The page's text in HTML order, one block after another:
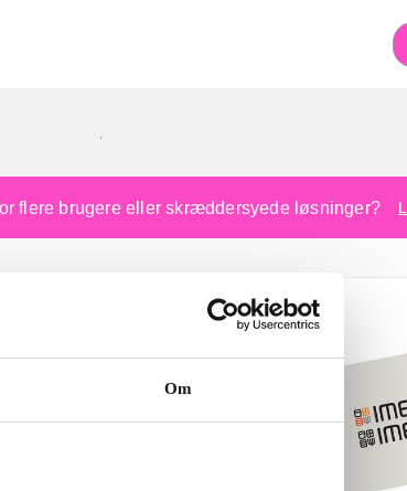
Om
nr. 1
flere brugere eller skræddersyede løsninger?